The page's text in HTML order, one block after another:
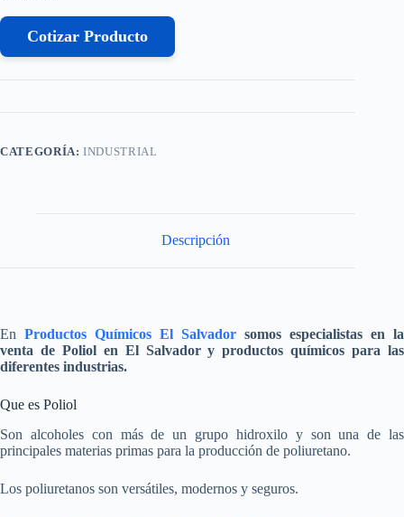
Cotizar Producto
CATEGORÍA:INDUSTRIAL
Descripción
En Productos Químicos El Salvador somos especialistas en la
venta de Poliol en El Salvador y productos químicos para las
diferentes industrias.
Que es Poliol
Son alcoholes con más de un grupo hidroxilo y son una de las
principales materias primas para la producción de poliuretano.
Los poliuretanos son versátiles, modernos y seguros.